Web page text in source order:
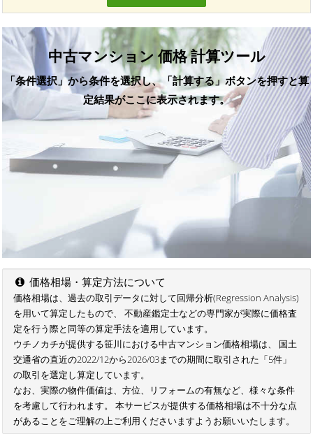
中古マンション 価格 計算ツール
「条件選択」から条件を選択し、「計算する」ボタンを押すと算
定結果がここに表示されます。
価格相場・算定方法について
価格相場は、過去の取引データに対して回帰分析(Regression Analysis)
を用いて算定したもので、 不動産鑑定士などの専門家が実際に価格査
定を行う際と同等の算定手法を適用しています。
ウチノカチが提供する笹川における中古マンション価格相場は、 国土
交通省の直近の2022/12から2026/03までの期間に取引された「5件」
の取引を選定し算定しています。
なお、実際の物件価値は、方位、リフォームの有無など、様々な条件
を考慮して行われます。 本サービスが提供する価格相場は不十分な点
があることをご理解の上ご利用くださいますようお願いいたします。